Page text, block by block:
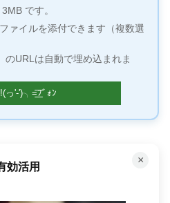
です。
ァイルを添付できます（複数選
URLは自動で埋め込まれま
×
！